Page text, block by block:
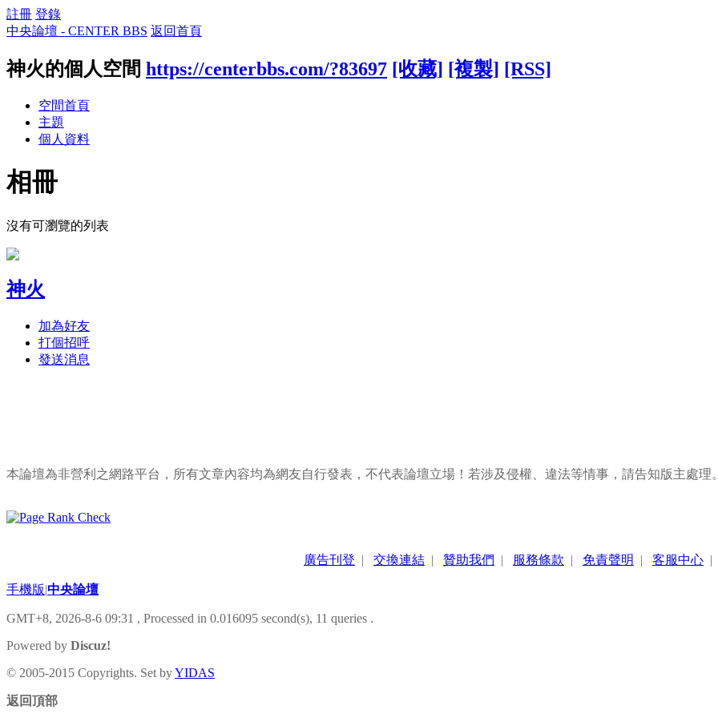
註冊 登錄
中央論壇 - CENTER BBS 返回首頁
神火的個人空間 https://centerbbs.com/?83697 [收藏] [複製] [RSS]
空間首頁
主題
個人資料
相冊
沒有可瀏覽的列表
神火
加為好友
打個招呼
發送消息
本論壇為非營利之網路平台，所有文章內容均為網友自行發表，不代表論壇立場！若涉及侵權、違法等情事，請告知版主處理。
廣告刊登 | 交換連結 | 贊助我們 | 服務條款 | 免責聲明 | 客服中心 |
手機版|中央論壇
GMT+8, 2026-8-6 09:31 , Processed in 0.016095 second(s), 11 queries .
Powered by Discuz!
© 2005-2015 Copyrights. Set byYIDAS
返回頂部